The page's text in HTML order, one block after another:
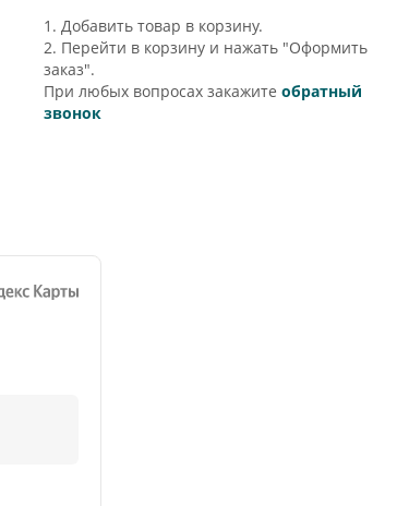
1. Добавить товар в корзину.
2. Перейти в корзину и нажать "Оформить
заказ".
При любых вопросах закажитеобратный
звонок